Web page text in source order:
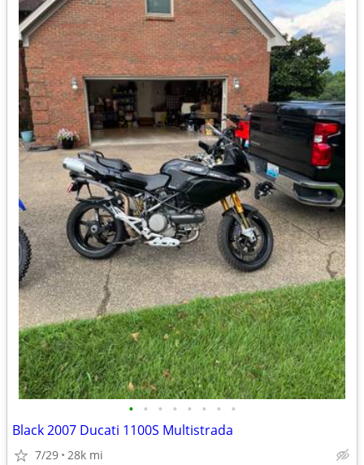
• • • • • • • •
Black 2007 Ducati 1100S Multistrada
7/29 28k mi